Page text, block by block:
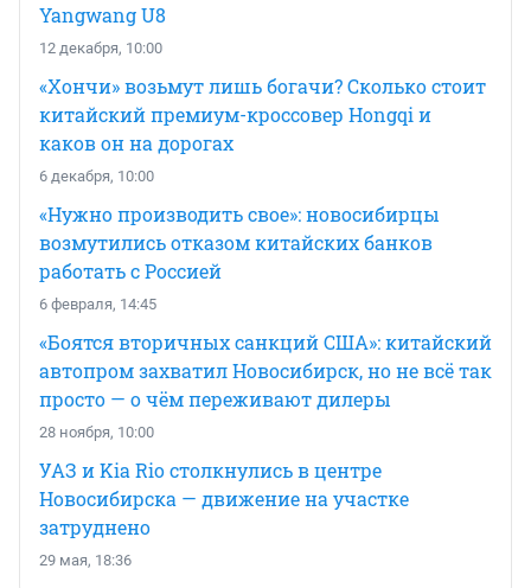
Yangwang U8
12 декабря, 10:00
«Хончи» возьмут лишь богачи? Сколько стоит
китайский премиум-кроссовер Hongqi и
каков он на дорогах
6 декабря, 10:00
«Нужно производить свое»: новосибирцы
возмутились отказом китайских банков
работать с Россией
6 февраля, 14:45
«Боятся вторичных санкций США»: китайский
автопром захватил Новосибирск, но не всё так
просто — о чём переживают дилеры
28 ноября, 10:00
УАЗ и Kia Rio столкнулись в центре
Новосибирска — движение на участке
затруднено
29 мая, 18:36